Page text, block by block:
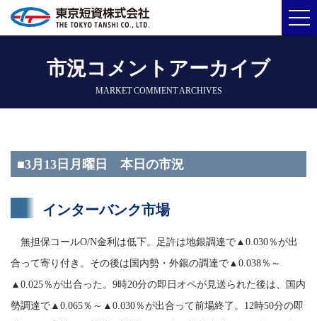
市況コメントアーカイブ
MARKET COMMENT ARCHIVES
■3月13日月曜日 本日の市況
インターバンク市場
無担保コールO/N金利は低下。足許は地銀調達で▲0.030％が出
合って寄り付き。その後は国内勢・外銀の調達で▲0.038％～
▲0.025％が出合った。9時20分の即日オペが見送られた後は、国内
勢調達で▲0.065％～▲0.030％が出合って前場終了。12時50分の即